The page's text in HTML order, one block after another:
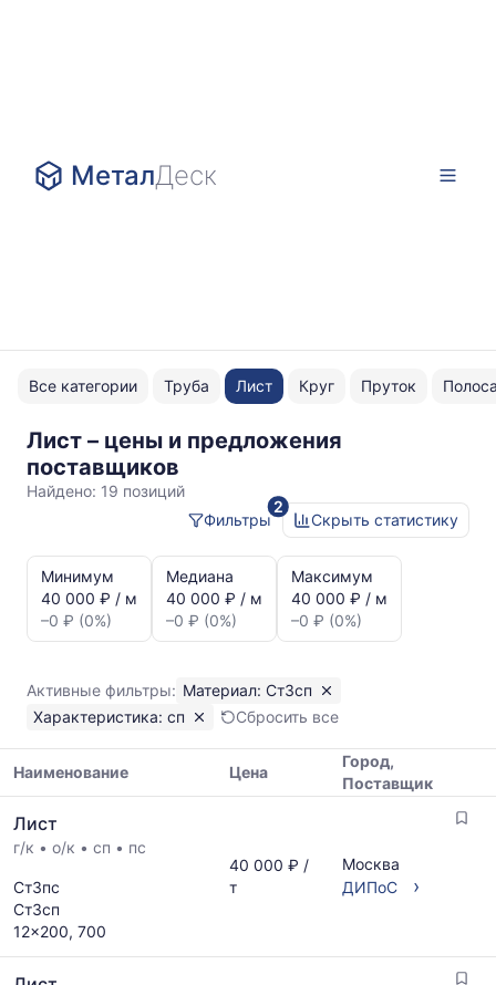
МеталДеск
Все категории Труба Лист Круг Пруток
Лист – цены и предложения
поставщиков
сп
Найдено: 19 позиций
2
Фильтры
Скрыть статистику
динамика
цен:
Лист
Ст3сп
Показаны
минимальная,
медианная
и
по
данным
прайс-
листов
поставщиков
Минимум
40 000 ₽ / м
–0 ₽ (0%)
Медиана
40 000 ₽ / м
–0 ₽ (0%)
Максимум
40 000 ₽ / м
–0 ₽ (0%)
Активные фильтры: Материал: Ст3сп
Характеристика: сп
Сбросить все
цен
на
указанием
ГОСТ,
размеров
Наименование Цена
Город,
Поставщик
Лист
г/к • о/к • сп • пс
Ст3пс
Ст3сп
12x200, 700
40 000 ₽ /
т
Москва
ДИПоС
›